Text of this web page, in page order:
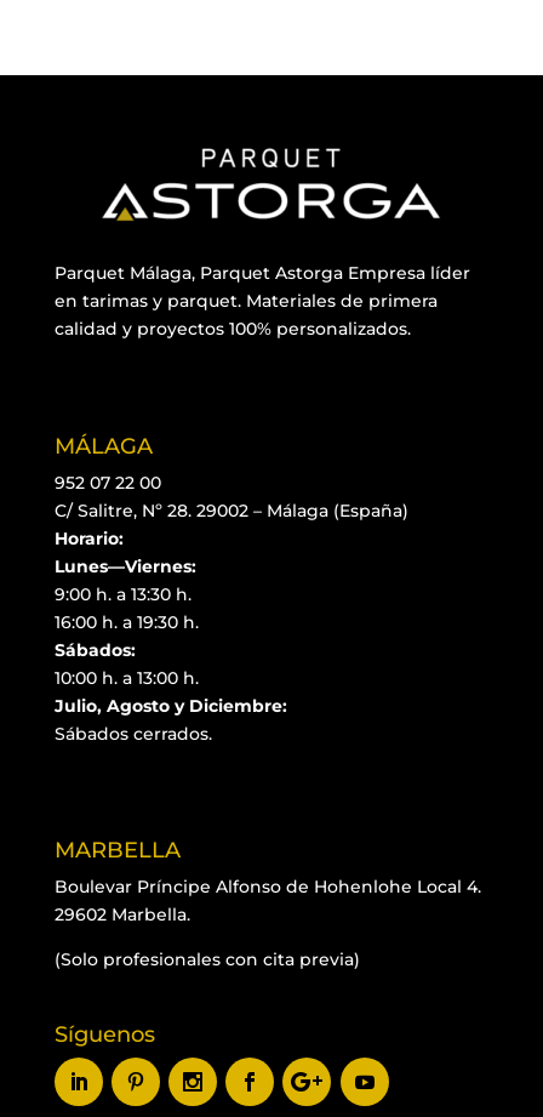
Parquet Málaga, Parquet Astorga Empresa líder
en tarimas y parquet. Materiales de primera
calidad y proyectos 100% personalizados.
MÁLAGA
952 07 22 00
C/ Salitre, Nº 28. 29002 – Málaga (España)
Horario:
Lunes—Viernes:
9:00 h. a 13:30 h.
16:00 h. a 19:30 h.
Sábados:
10:00 h. a 13:00 h.
Julio, Agosto y Diciembre:
Sábados cerrados.
MARBELLA
Boulevar Príncipe Alfonso de Hohenlohe Local 4.
29602 Marbella.
(Solo profesionales con cita previa)
Síguenos